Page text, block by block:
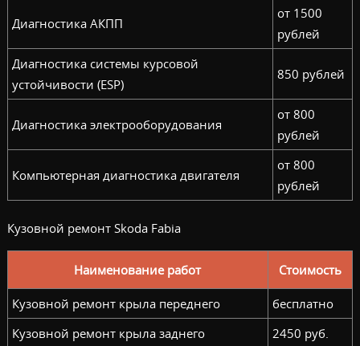
Диагностика АКПП
от 1500
рублей
Диагностика системы курсовой
устойчивости (ESP)
850 рублей
Диагностика электрооборудования
от 800
рублей
Компьютерная диагностика двигателя
от 800
рублей
Кузовной ремонт Skoda Fabia
Наименование работ Стоимость
Кузовной ремонт крыла переднего
бесплатно
Кузовной ремонт крыла заднего
2450 руб.